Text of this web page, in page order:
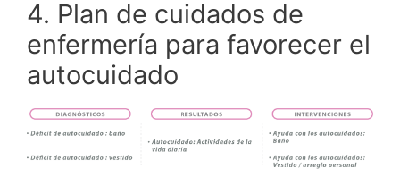
4. Plan de cuidados de
enfermería para favorecer el
autocuidado